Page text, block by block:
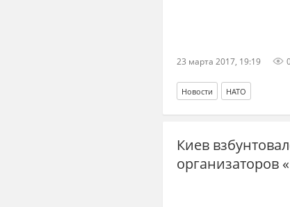
23 марта 2017, 19:19
Новости НАТО
Киев
организаторов